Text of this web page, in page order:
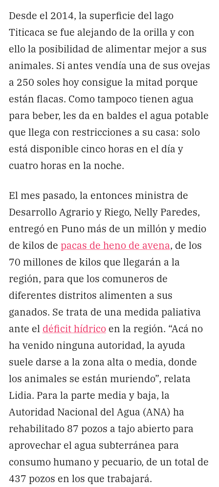
Desde el 2014, la superficie del lago
Titicaca se fue alejando de la orilla y con
ello la posibilidad de alimentar mejor a sus
animales. Si antes vendía una de sus ovejas
a 250 soles hoy consigue la mitad porque
están flacas. Como tampoco tienen agua
para beber, les da en baldes el agua potable
que llega con restricciones a su casa: solo
está disponible cinco horas en el día y
cuatro horas en la noche.
El mes pasado, la entonces ministra de
Desarrollo Agrario y Riego, Nelly Paredes,
entregó en Puno más de un millón y medio
de kilos de pacas de heno de avena, de los
70 millones de kilos que llegarán a la
región, para que los comuneros de
diferentes distritos alimenten a sus
ganados. Se trata de una medida paliativa
ante el déficit hídricoen la región. “Acá no
ha venido ninguna autoridad, la ayuda
suele darse a la zona alta o media, donde
los animales se están muriendo”, relata
Lidia. Para la parte media y baja, la
Autoridad Nacional del Agua (ANA) ha
rehabilitado 87 pozos a tajo abierto para
aprovechar el agua subterránea para
consumo humano y pecuario, de un total de
437 pozos en los que trabajará.